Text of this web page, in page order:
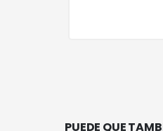
PUEDE QUE